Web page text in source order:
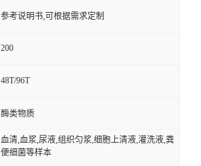
参考说明书,可根据需求定制
200
48T/96T
酶类物质
血清,血浆,尿液,组织匀浆,细胞上清液,灌洗液,粪
便细菌等样本